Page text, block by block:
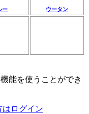
ー ウータン
能を使うことができ
はログイン